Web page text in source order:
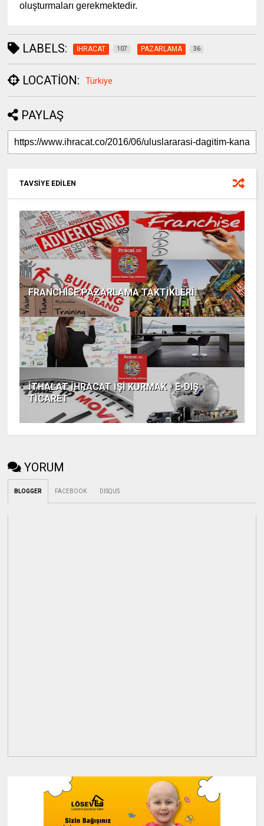
oluşturmaları gerekmektedir.
LABELS: İHRACAT 107 PAZARLAMA 36
LOCATION: Türkiye
PAYLAŞ
TAVSİYE EDİLEN
FRANCHISE PAZARLAMA TAKTİKLERİ
İTHALAT İHRACAT İŞİ KURMAK - E-DIŞ
TİCARET
YORUM
BLOGGER FACEBOOK DISQUS